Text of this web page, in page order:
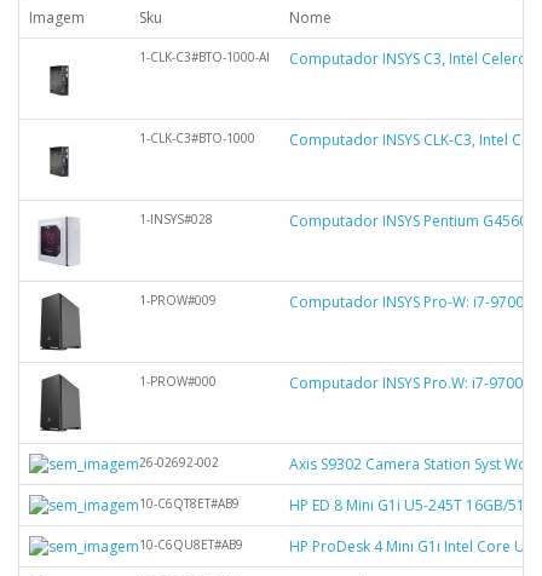
Imagem Sku Nome
1-CLK-C3#BTO-1000-AI Computador INSYS C3, Intel Celeron
1-CLK-C3#BTO-1000 Computador INSYS CLK-C3, Intel
1-INSYS#028 Computador INSYS Pentium G4560,
1-PROW#009 Computador INSYS Pro-W: i7-
1-PROW#000 Computador INSYS Pro.W: i7-
26-02692-002 Axis S9302 Camera Station Syst
10-C6QT8ET#AB9 HP ED 8 Mini G1i U5-245T 16GB/
10-C6QU8ET#AB9 HP ProDesk 4 Mini G1i Intel Core